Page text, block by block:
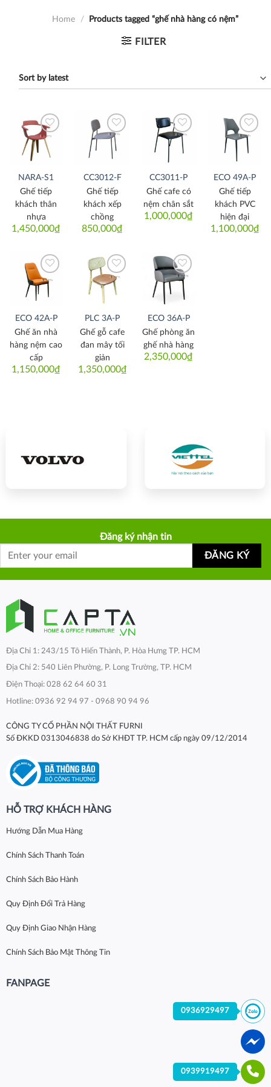
Home / Products tagged “ghế nhà hàng có nệm”
FILTER
Thích
NARA-S1
1,450,000₫
Ghế tiếp
khách thân
nhựa
Thích
CC3012-F
850,000₫
Ghế tiếp
khách xếp
chồng
Thích
CC3011-P
1,000,000₫
Ghế cafe có
nệm chân sắt
Thích
ECO 49A-P
1,100,000₫
Ghế tiếp
khách PVC
hiện đại
Thích
ECO 42A-P
1,150,000₫
Ghế ăn nhà
hàng nệm cao
cấp
Thích
PLC 3A-P
1,350,000₫
Ghế gỗ cafe
đan mây tối
giản
Thích
ECO 36A-P
2,350,000₫
Ghế phòng ăn
ghế nhà hàng
Đăng ký nhận tin
Địa Chỉ 1: 243/15 Tô Hiến Thành, P. Hòa Hưng TP. HCM
Địa Chỉ 2: 540 Liên Phường, P. Long Trường, TP. HCM
Điện Thoại: 028 62 64 60 31
Hotline: 0936 92 94 97 - 0968 90 94 96
CÔNG TY CỔ PHẦN NỘI THẤT FURNI
Số ĐKKD 0313046838 do Sở KHĐT TP. HCM cấp ngày 09/12/2014
HỖ TRỢ KHÁCH HÀNG
Hướng Dẫn Mua Hàng
Chính Sách Thanh Toán
Chính Sách Bảo Hành
Quy Định Đổi Trả Hàng
Quy Định Giao Nhận Hàng
Chính Sách Bảo Mật Thông Tin
FANPAGE
0936929497
0939919497